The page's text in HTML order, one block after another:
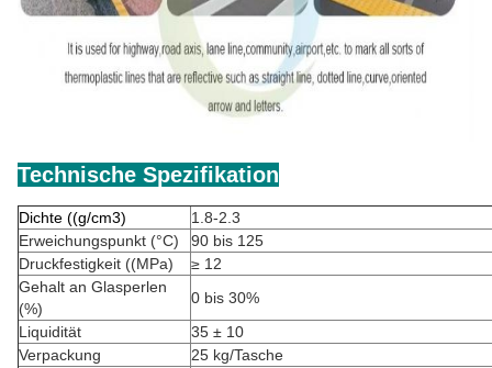
Technische Spezifikation
Dichte ((g/cm3)
1.8-2.3
Erweichungspunkt (°C)
90 bis 125
Druckfestigkeit ((MPa)
≥ 12
Gehalt an Glasperlen
(%)
0 bis 30%
Liquidität
35 ± 10
Verpackung
25 kg/Tasche